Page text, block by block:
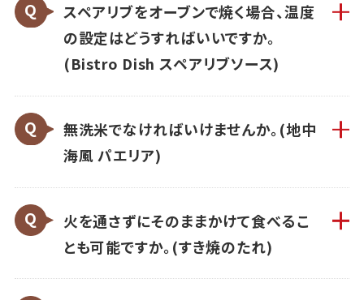
スペアリブをオーブンで焼く場合、温度
の設定はどうすればいいですか。
(Bistro Dish スペアリブソース)
無洗米でなければいけませんか。(地中
海風 パエリア)
火を通さずにそのままかけて食べるこ
とも可能ですか。(すき焼のたれ)